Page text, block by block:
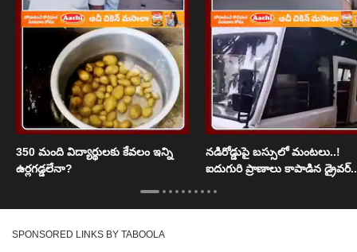
350 మంది విద్యార్థులకు కేవలం ఇన్ని
ఉర్లగడ్డలేనా?
నడిరోడ్డుపై బస్సులో మంటలు..!
ఐదుగురి ప్రాణాలు కాపాడిన
SPONSORED LINKS BY TABOOLA